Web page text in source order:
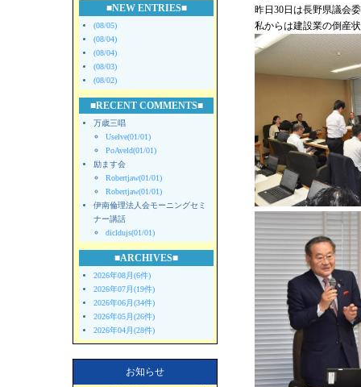
■NEW ENTRIES■
(08/05)
(08/04)
(08/04)
(08/03)
(08/02)
■RECENT COMMENTS■
万歳三唱
Uselve(01/01)
PoAveld(01/01)
励ます会
Robertjaw(01/01)
Robertjaw(01/01)
伊南倫理法人会モーニングセミ
ナー講話
dicldujs(01/01)
■ARCHIVES■
2026年08月(6件)
2026年07月(19件)
2026年06月(34件)
2026年05月(26件)
2026年04月(28件)
お知らせ
昨日30日は長野県議会
私からは建設業の倒産